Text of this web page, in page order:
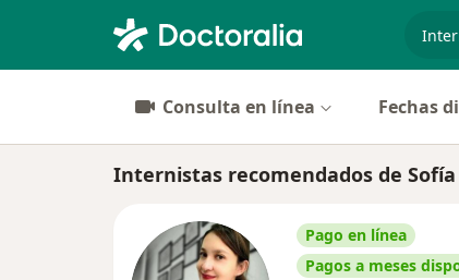
Consulta en línea Fechas
Internistas recomendados de Sofía
Pago en línea
Pagos a meses